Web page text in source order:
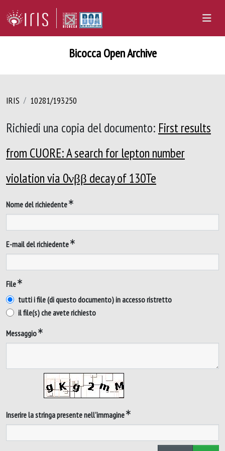
Bicocca Open Archive
IRIS 10281/193250
Richiedi una copia del documento: First results
from CUORE: A search for lepton number
violation via 0νββ decay of 130Te
Nome del richiedente
E-mail del richiedente
File
tutti i file (di questo documento) in accesso ristretto
il file(s) che avete richiesto
Messaggio
Inserire la stringa presente nell'immagine